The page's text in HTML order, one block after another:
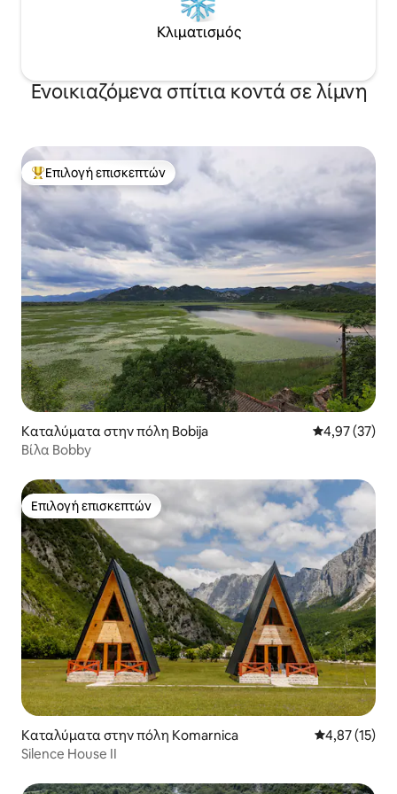
Κλιματισμός
Ενοικιαζόμενα σπίτια κοντά σε λίμνη
Κορυφαία επιλογή επισκεπτών
Επιλογή επισκεπτών
Καταλύματα στην πόλη Bobija Μέση
4,97 (37)
Βίλα Bobby
Επιλογή επισκεπτών
Επιλογή επισκεπτών
Καταλύματα στην πόλη Komarnica Μέση
4,87 (15)
Silence House II